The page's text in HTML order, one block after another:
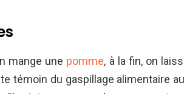
mange une pomme, à la fin, on
témoin du gaspillage alimentaire